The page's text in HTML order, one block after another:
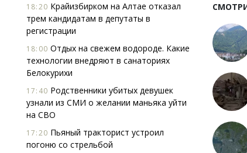
18:20 Крайизбирком на Алтае отказал
трем кандидатам в депутаты в
регистрации
18:00 Отдых на свежем водороде. Какие
технологии внедряют в санаториях
Белокурихи
17:40 Родственники убитых девушек
узнали из СМИ о желании маньяка уйти
на СВО
17:20 Пьяный тракторист устроил
погоню со стрельбой